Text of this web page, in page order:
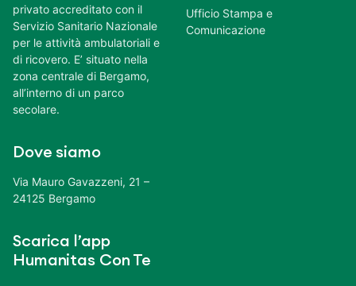
privato accreditato con il
Servizio Sanitario Nazionale
per le attività ambulatoriali e
di ricovero. E’ situato nella
zona centrale di Bergamo,
all’interno di un parco
secolare.
Dove siamo
Via Mauro Gavazzeni, 21 –
24125 Bergamo
Scarica l’app
Humanitas Con Te
Ufficio Stampa e
Comunicazione